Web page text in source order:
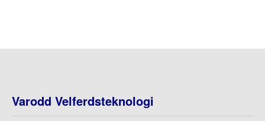
Varodd Velferdsteknologi